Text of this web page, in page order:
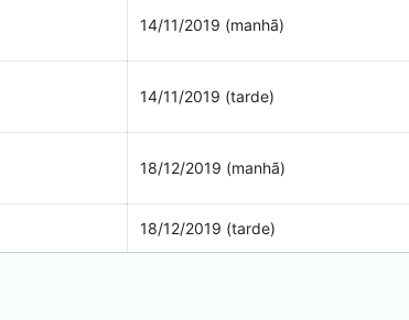
14/11/2019 (manhã)
14/11/2019 (tarde)
18/12/2019 (manhã)
18/12/2019 (tarde)